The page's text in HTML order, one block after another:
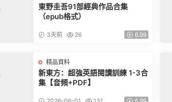
東野圭吾91部經典作品合集
（epub格式）
3天前 26 6.99
精品資料
新東方：超強英語閱讀訓練 1-3合
集【音頻+PDF】